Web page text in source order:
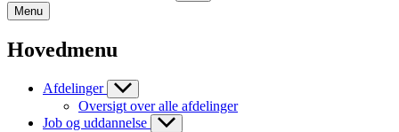
Menu
Hovedmenu
Afdelinger
Oversigt over alle afdelinger
Job og uddannelse